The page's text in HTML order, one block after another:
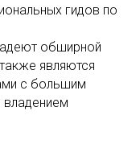
гидов по
обширной
являются
с большим